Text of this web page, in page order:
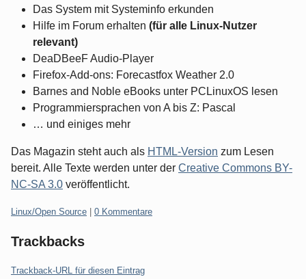
Das System mit Systeminfo erkunden
Hilfe im Forum erhalten (für alle Linux-Nutzer
relevant)
DeaDBeeF Audio-Player
Firefox-Add-ons: Forecastfox Weather 2.0
Barnes and Noble eBooks unter PCLinuxOS lesen
Programmiersprachen von A bis Z: Pascal
… und einiges mehr
Das Magazin steht auch als HTML-Version zum Lesen
bereit. Alle Texte werden unter der Creative Commons BY-
NC-SA 3.0 veröffentlicht.
Kategorien:
Linux/Open Source 0 Kommentare
Trackbacks
Trackback-URL für diesen Eintrag